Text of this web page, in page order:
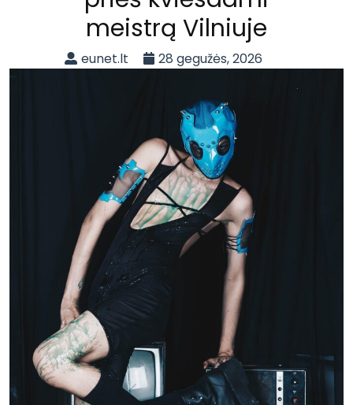
meistrą Vilniuje
eunet.lt 28 gegužės, 2026